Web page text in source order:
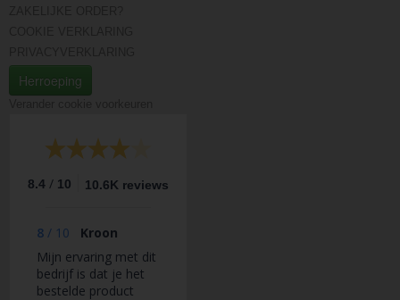
Herroeping
8.4 / 10 10.6K reviews
8 / 10
Kroon
Mijn ervaring met dit
bedrijf is dat je het
bestelde product